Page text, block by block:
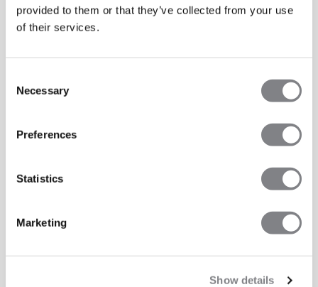
provided to them or that they’ve collected from your use
of their services.
Selection
Necessary
Preferences
Statistics
Marketing
Show details